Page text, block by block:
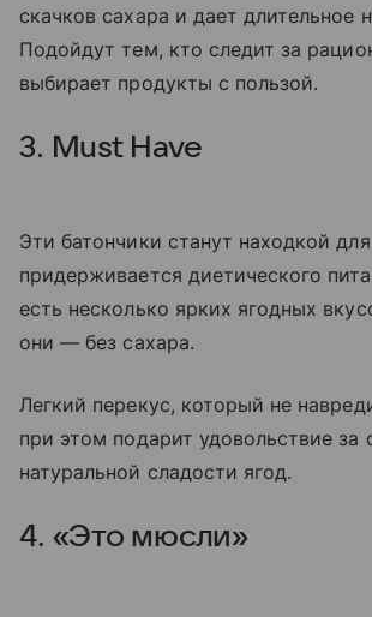
скачков сахара и дает длительное
Подойдут тем, кто следит за
выбирает продукты с пользой.
3. Must Have
Эти батончики станут находкой
придерживается диетического
есть несколько ярких ягодных
они — без сахара.
Легкий перекус, который не
при этом подарит удовольствие за
натуральной сладости ягод.
4. «Это мюсли»